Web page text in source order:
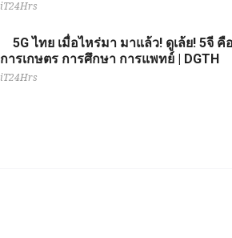
iT24Hrs
5G ไทย เมื่อไหร่มา มาแล้ว! ดูเล้ย! 5จี คื
การเกษตร การศึกษา การแพทย์ | DGTH
iT24Hrs